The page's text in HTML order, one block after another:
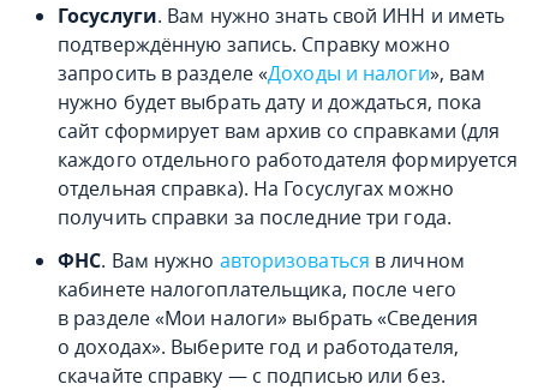
Госуслуги. Вам нужно знать свой ИНН и иметь
подтверждённую запись. Справку можно
запросить в разделе «Доходы и налоги», вам
нужно будет выбрать дату и дождаться, пока
сайт сформирует вам архив со справками (для
каждого отдельного работодателя формируется
отдельная справка). На Госуслугах можно
получить справки за последние три года.
ФНС. Вам нужно авторизоваться в личном
кабинете налогоплательщика, после чего
в разделе «Мои налоги» выбрать «Сведения
о доходах». Выберите год и работодателя,
скачайте справку — с подписью или без.